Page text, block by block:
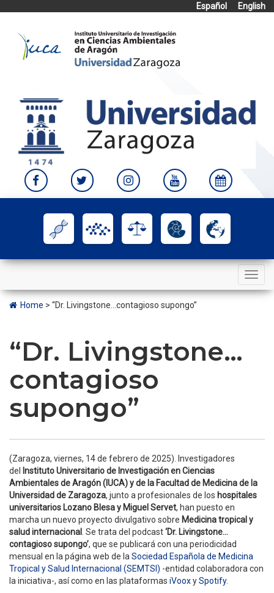
Español
English
content
Toggle
navigation
Home > “Dr. Livingstone…contagioso supongo”
“Dr. Livingstone…
contagioso
supongo”
(Zaragoza, viernes, 14 de febrero de 2025).
Investigadores
del
Instituto Universitario de Investigación en Ciencias
Ambientales de Aragón (IUCA) y de la Facultad de Medicina de la
Universidad de Zaragoza, junto a profesionales de los hospitales
universitarios Lozano Blesa y Miguel Servet, han puesto en
marcha un nuevo proyecto divulgativo sobre Medicina tropical y
salud internacional . Se trata del podcast‘Dr. Livingstone…
contagioso supongo’, que se publicará con una periodicidad
mensual en la página web de la Sociedad Española de Medicina
Tropical y Salud Internacional (SEMTSI) -entidad colaboradora con
la iniciativa-, así como en las plataformas iVooxySpotify.